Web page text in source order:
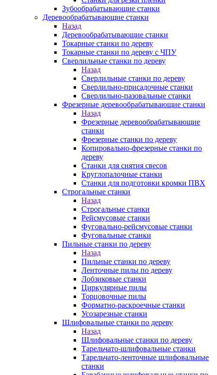
Зубообрабатывающие станки
Деревообрабатывающие станки
Назад
Деревообрабатывающие станки
Токарные станки по дереву
Токарные станки по дереву с ЧПУ
Сверлильные станки по дереву
Назад
Сверлильные станки по дереву
Сверлильно-присадочные станки
Сверлильно-пазовальные станки
Фрезерные деревообрабатывающие станки
Назад
Фрезерные деревообрабатывающие
станки
Фрезерные станки по дереву
Копировально-фрезерные станки по
дереву
Станки для снятия свесов
Круглопалочные станки
Станки для подготовки кромки ПВХ
Строгальные станки
Назад
Строгальные станки
Рейсмусовые станки
Фуговально-рейсмусовые станки
Фуговальные станки
Пильные станки по дереву
Назад
Пильные станки по дереву
Ленточные пилы по дереву
Лобзиковые станки
Циркулярные пилы
Торцовочные пилы
Форматно-раскроечные станки
Усозарезные станки
Шлифовальные станки по дереву
Назад
Шлифовальные станки по дереву
Тарельчато-шлифовальные станки
Тарельчато-ленточные шлифовальные
станки